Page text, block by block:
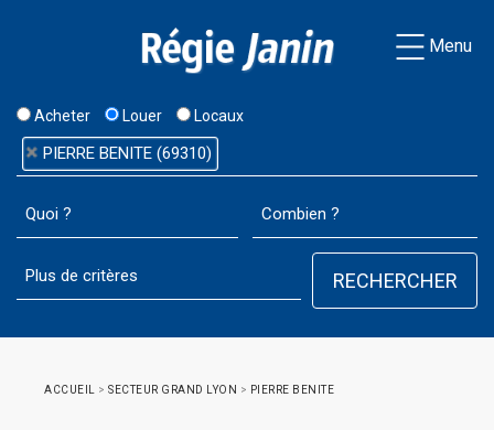
Menu
Acheter Louer Locaux
PIERRE BENITE (69310)
ACCUEIL > SECTEUR GRAND LYON > PIERRE BENITE